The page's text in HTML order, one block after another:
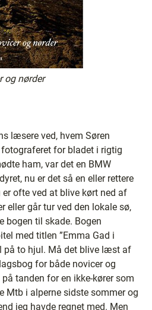
og nørder
læsere ved, hvem Søren
for bladet i rigtig
ham, var det en BMW
nu er det så en eller rettere
ofte ved at blive kørt ned af
eller går tur ved den lokale sø,
bogen til skade. Bogen
med titlen ”Emma Gad i
på to hjul. Må det blive læst af
for både novicer og
tanden for en ikke-kører som
Mtb i alperne sidste sommer og
jeg havde regnet med. Men